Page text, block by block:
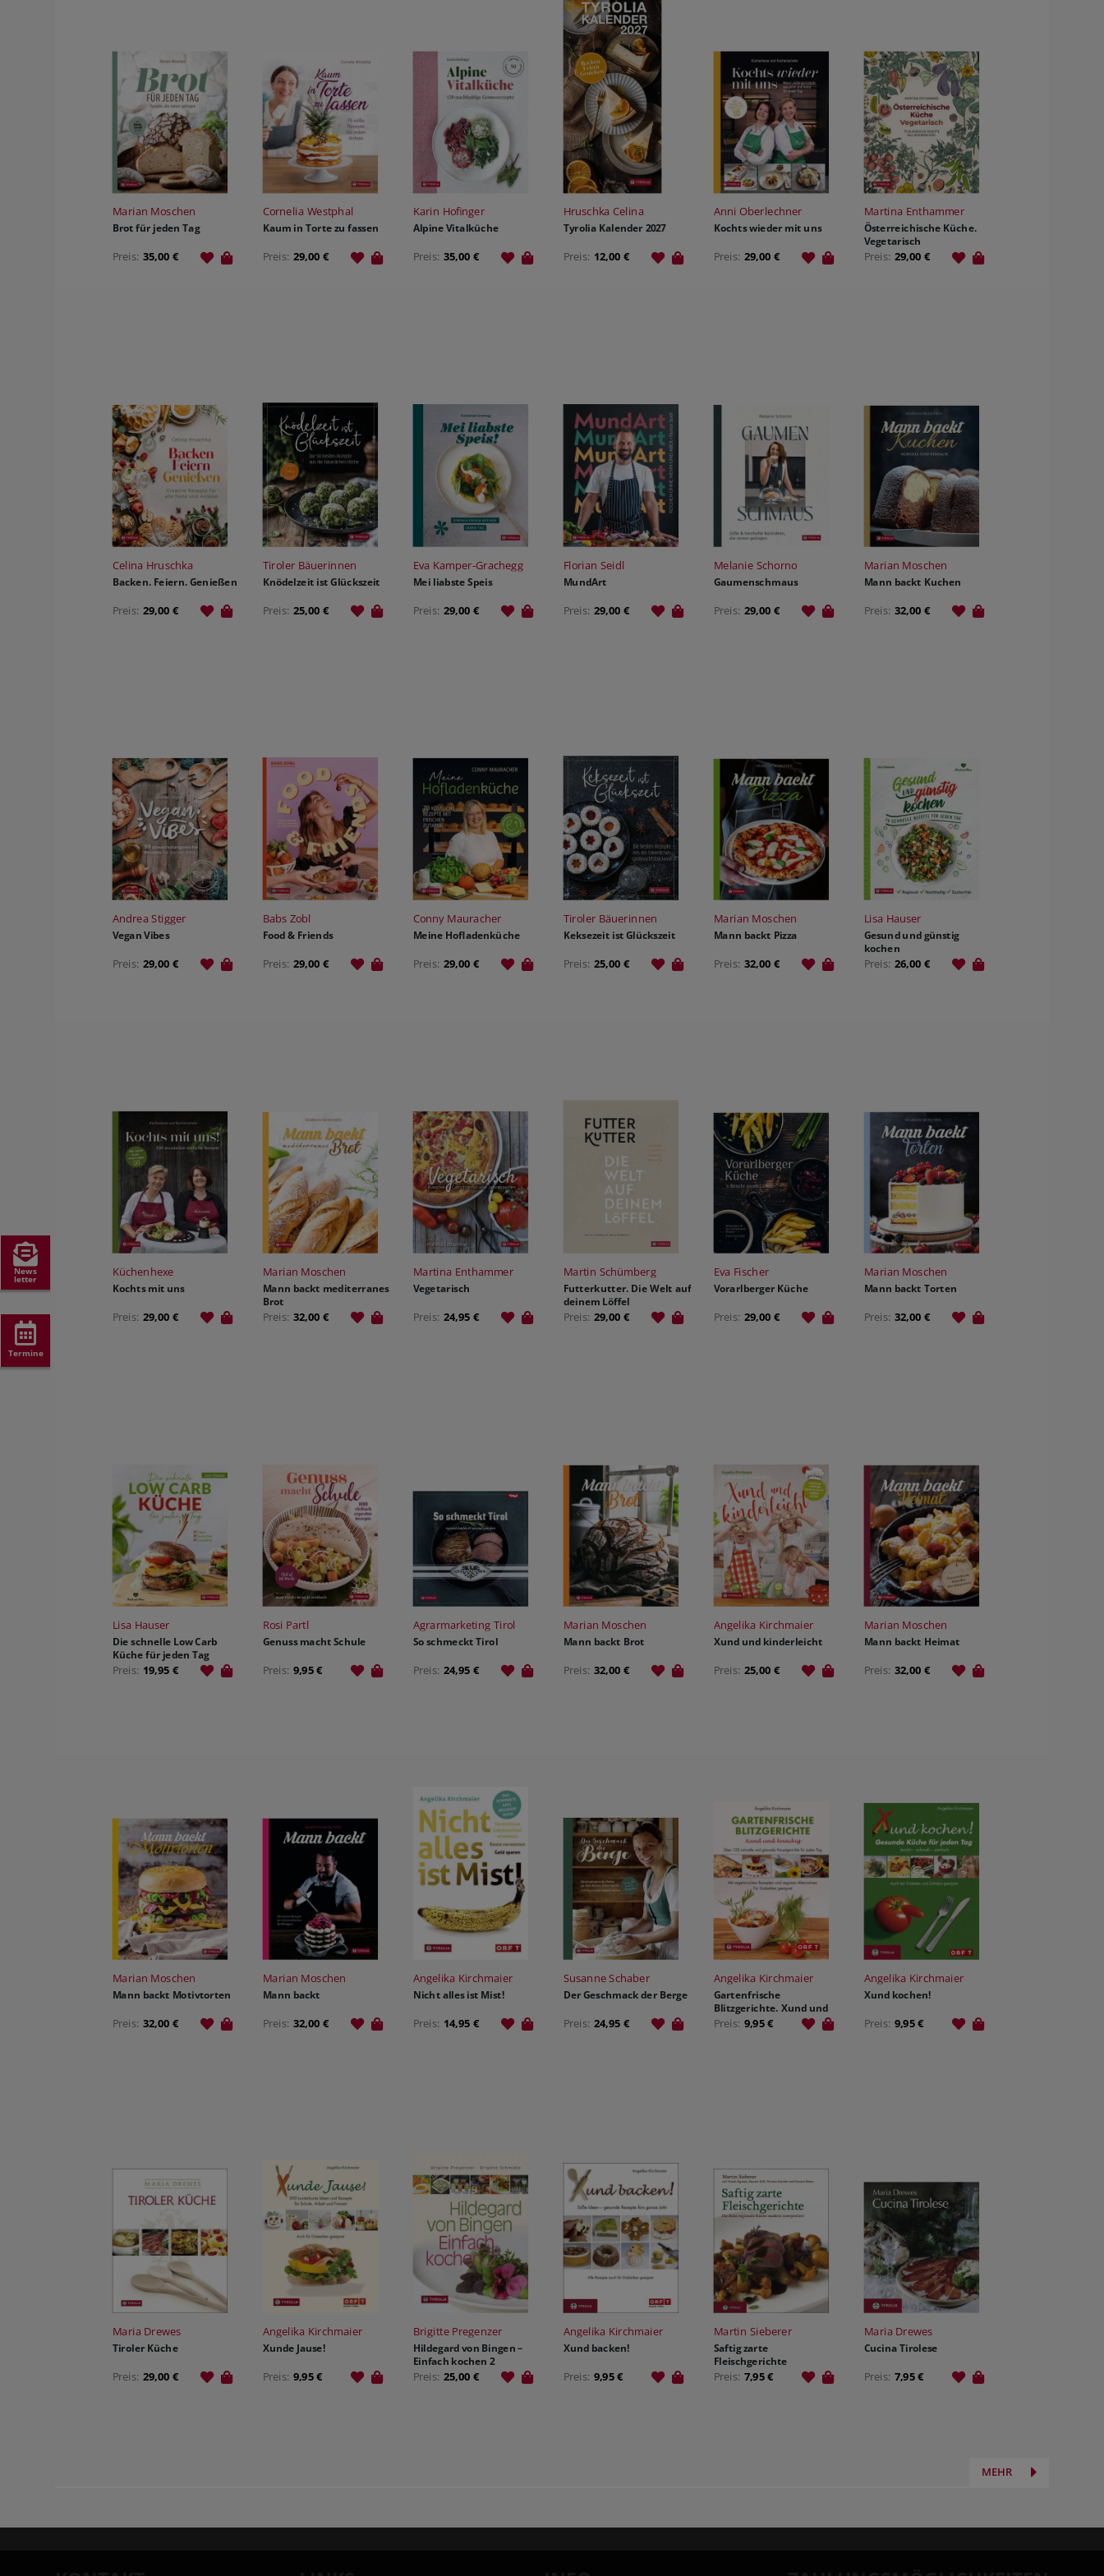
THEOLOGIE - FACHBUCH
SCHULBUCH KATH. RELIGION SONDERANGEBOTE
VORARLBERG
MANUSKRIPTEINREICHUNGEN
VERLAGSGRUPPE ENGAGEMENT AUTOR:INNEN UND ILLUSTRATOR:INNEN
PREISE & AUSZEICHNUNGEN PARTNER
VERANSTALTUNGSANGEBOT
News
letter
Termine
Marian Moschen
Brot für jeden Tag
Preis: 35,00 €
Cornelia Westphal
Kaum in Torte zu fassen
Preis: 29,00 €
Karin Hofinger
Alpine Vitalküche
Preis: 35,00 €
Hruschka Celina
Tyrolia Kalender 2027
Preis: 12,00 €
Anni Oberlechner
Kochts wieder mit uns
Preis: 29,00 €
Martina Enthammer
Österreichische Küche.
Vegetarisch
Preis: 29,00 €
Celina Hruschka
Backen. Feiern. Genießen
Preis: 29,00 €
Tiroler Bäuerinnen
Knödelzeit ist Glückszeit
Preis: 25,00 €
Eva Kamper-Grachegg
Mei liabste Speis
Preis: 29,00 €
Florian Seidl
MundArt
Preis: 29,00 €
Melanie Schorno
Gaumenschmaus
Preis: 29,00 €
Marian Moschen
Mann backt Kuchen
Preis: 32,00 €
Andrea Stigger
Vegan Vibes
Preis: 29,00 €
Babs Zobl
Food & Friends
Preis: 29,00 €
Conny Mauracher
Meine Hofladenküche
Preis: 29,00 €
Tiroler Bäuerinnen
Keksezeit ist Glückszeit
Preis: 25,00 €
Marian Moschen
Mann backt Pizza
Preis: 32,00 €
Lisa Hauser
Gesund und günstig
kochen
Preis: 26,00 €
Küchenhexe
Kochts mit uns
Preis: 29,00 €
Marian Moschen
Mann backt mediterranes
Brot
Preis: 32,00 €
Martina Enthammer
Vegetarisch
Preis: 24,95 €
Martin Schümberg
Futterkutter. Die Welt auf
deinem Löffel
Preis: 29,00 €
Eva Fischer
Vorarlberger Küche
Preis: 29,00 €
Marian Moschen
Mann backt Torten
Preis: 32,00 €
Lisa Hauser
Die schnelle Low Carb
Küche für jeden Tag
Preis: 19,95 €
Rosi Partl
Genuss macht Schule
Preis: 9,95 €
Agrarmarketing Tirol
So schmeckt Tirol
Preis: 24,95 €
Marian Moschen
Mann backt Brot
Preis: 32,00 €
Angelika Kirchmaier
Xund und kinderleicht
Preis: 25,00 €
Marian Moschen
Mann backt Heimat
Preis: 32,00 €
Marian Moschen
Mann backt Motivtorten
Preis: 32,00 €
Marian Moschen
Mann backt
Preis: 32,00 €
Angelika Kirchmaier
Nicht alles ist Mist!
Preis: 14,95 €
Susanne Schaber
Der Geschmack der Berge
Preis: 24,95 €
Angelika Kirchmaier
Gartenfrische
Blitzgerichte. Xund und
knackig
Preis: 9,95 €
Angelika Kirchmaier
Xund kochen!
Preis: 9,95 €
Maria Drewes
Tiroler Küche
Preis: 29,00 €
Angelika Kirchmaier
Xunde Jause!
Preis: 9,95 €
Brigitte Pregenzer
Hildegard von Bingen –
Einfach kochen 2
Preis: 25,00 €
Angelika Kirchmaier
Xund backen!
Preis: 9,95 €
Martin Sieberer
Saftig zarte
Fleischgerichte
Preis: 7,95 €
Maria Drewes
Cucina Tirolese
Preis: 7,95 €
MEHR